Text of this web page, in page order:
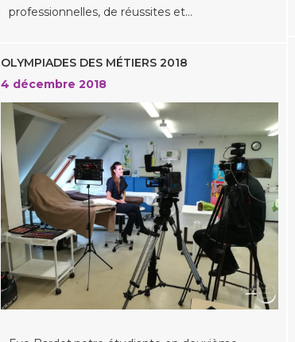
professionnelles, de réussites et…
OLYMPIADES DES MÉTIERS 2018
4 décembre 2018